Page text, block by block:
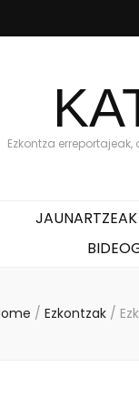
Ezkontza
JAUNARTZEAK
/ Ezkontzak /